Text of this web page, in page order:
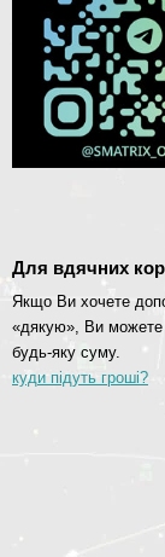
Для вдячних
Якщо Ви хочете
«дякую», Ви можете
будь-яку суму.
куди підуть гроші?